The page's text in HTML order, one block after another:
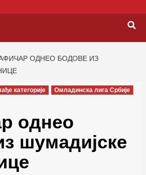
ОДНЕО БОДОВЕ ИЗ
категорије
Омладинска лига Србије
однео
шумадијске